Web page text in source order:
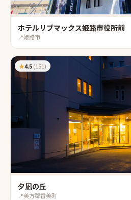
ホテルリブマックス姫路市役所前
📍姫路市
★4.5(151)
夕凪の丘
📍美方郡香美町